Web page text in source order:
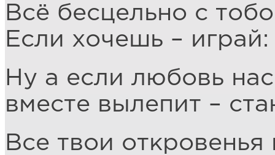
Всё бесцельно с
Если хочешь –
Ну а если любовь
вместе вылепит –
Все твои откровенья